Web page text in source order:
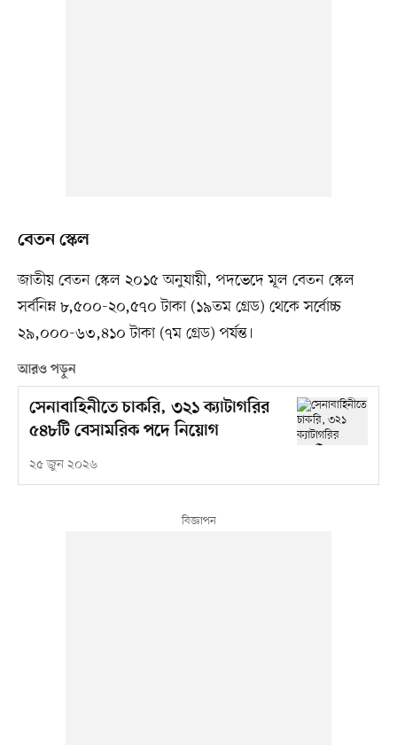
বেতন স্কেল
জাতীয় বেতন স্কেল ২০১৫ অনুযায়ী, পদভেদে মূল বেতন স্কেল
সর্বনিম্ন ৮,৫০০-২০,৫৭০ টাকা (১৯তম গ্রেড) থেকে সর্বোচ্চ
২৯,০০০-৬৩,৪১০ টাকা (৭ম গ্রেড) পর্যন্ত।
আরও পড়ুন
সেনাবাহিনীতে চাকরি, ৩২১ ক্যাটাগরির
৫৪৮টি বেসামরিক পদে নিয়োগ
২৫ জুন ২০২৬